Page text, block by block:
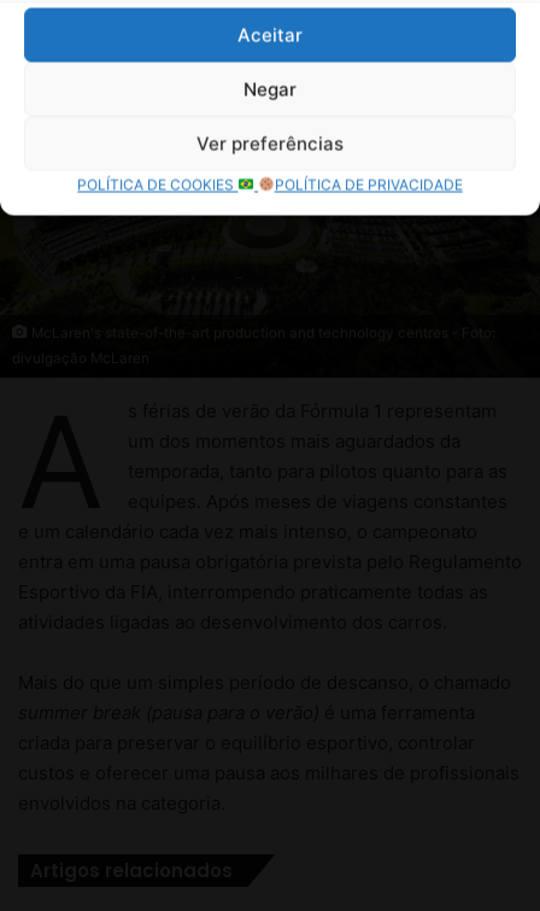
Aceitar
Negar
Ver preferências
POLÍTICA DE COOKIES POLÍTICA DE PRIVACIDADE